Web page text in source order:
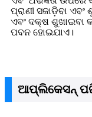
ପ୍ରାଣୀ ସଜାଡ଼ିବା
ଏବଂ ଦକ୍ଷ ଶୁଖାଇବା
ପବନ ହୋଇଯାଏ।
ଆପ୍ଲିକେସନ୍